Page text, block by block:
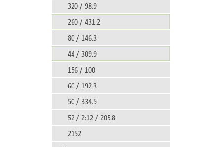
320 / 98.9
260 / 431.2
80 / 146.3
44 / 309.9
156 / 100
60 / 192.3
50 / 334.5
52 / 2:12 / 205.8
2152